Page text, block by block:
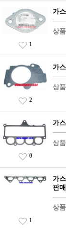
가
상
1
가
상
2
가
상
0
가
판
상
1